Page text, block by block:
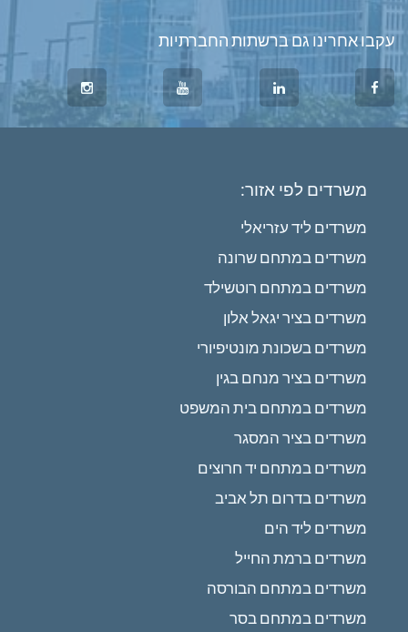
עקבו אחרינו גם ברשתות החברתיות
משרדים לפי אזור:
משרדים ליד עזריאלי
משרדים במתחם שרונה
משרדים במתחם רוטשילד
משרדים בציר יגאל אלון
משרדים בשכונת מונטיפיורי
משרדים בציר מנחם בגין
משרדים במתחם בית המשפט
משרדים בציר המסגר
משרדים במתחם יד חרוצים
משרדים בדרום תל אביב
משרדים ליד הים
משרדים ברמת החייל
משרדים במתחם הבורסה
משרדים במתחם בסר